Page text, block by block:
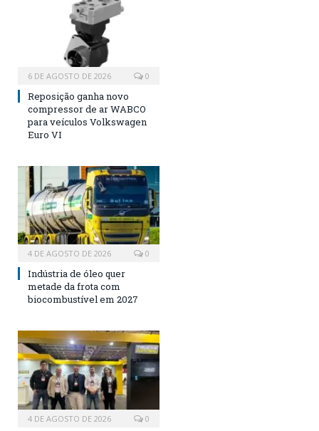
6 DE AGOSTO DE 2026 0
Reposição ganha novo
compressor de ar WABCO
para veículos Volkswagen
Euro VI
4 DE AGOSTO DE 2026 0
Indústria de óleo quer
metade da frota com
biocombustível em 2027
4 DE AGOSTO DE 2026 0